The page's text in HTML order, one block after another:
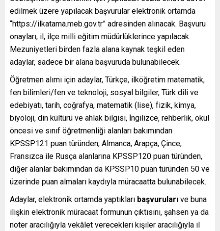
edilmek üzere yapılacak başvurular elektronik ortamda
“https://ilkatama.meb.gov.tr” adresinden alınacak. Başvuru
onayları, il, ilçe milli eğitim müdürlüklerince yapılacak.
Mezuniyetleri birden fazla alana kaynak teşkil eden
adaylar, sadece bir alana başvuruda bulunabilecek.
Öğretmen alımı için adaylar, Türkçe, ilköğretim matematik,
fen bilimleri/fen ve teknoloji, sosyal bilgiler, Türk dili ve
edebiyatı, tarih, coğrafya, matematik (lise), fizik, kimya,
biyoloji, din kültürü ve ahlak bilgisi, İngilizce, rehberlik, okul
öncesi ve sınıf öğretmenliği alanları bakımından
KPSSP121 puan türünden, Almanca, Arapça, Çince,
Fransızca ile Rusça alanlarına KPSSP120 puan türünden,
diğer alanlar bakımından da KPSSP10 puan türünden 50 ve
üzerinde puan almaları kaydıyla müracaatta bulunabilecek.
Adaylar, elektronik ortamda yaptıkları başvuruları ve buna
ilişkin elektronik müracaat formunun çıktısını, şahsen ya da
noter aracılığıyla vekâlet verecekleri kişiler aracılığıyla il